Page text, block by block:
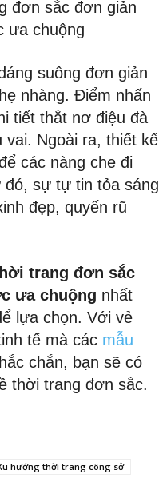
suông đơn giản
nhàng. Điểm nhấn
tiết thắt nơ điệu đà
Ngoài ra, thiết kế
các nàng che đi
sự tự tin tỏa sáng
đẹp, quyến rũ
trang đơn sắc
ưa chuộng nhất
lựa chọn. Với vẻ
tế mà các mẫu
chắn, bạn sẽ có
thời trang đơn sắc.
hướng thời trang công sở